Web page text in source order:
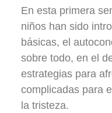
En esta primera
niños han sido
básicas, el
sobre todo, en el
estrategias para
complicadas para
la tristeza.